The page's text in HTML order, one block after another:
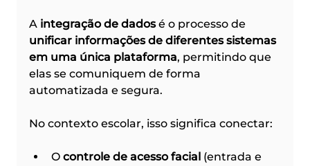
A integração de dados é o processo de
unificar informações de diferentes sistemas
em uma única plataforma, permitindo que
elas se comuniquem de forma
automatizada e segura.
No contexto escolar, isso significa conectar:
O controle de acesso facial (entrada e